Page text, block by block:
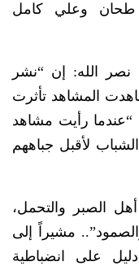
طحان وعلي كامل
نصر الله: إن “نشر
المشاهد تأثرت
“عندما رأيت مشاهد
لأقبل جباههم
الصبر والتحمل،
مشيراً إلى
على انضباطية